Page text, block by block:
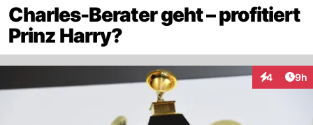
Charles-Berater geht – profitiert
Prinz Harry?
4 9h